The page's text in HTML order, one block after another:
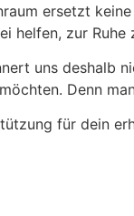
ersetzt
helfen, zur
uns deshalb
Denn
für dein